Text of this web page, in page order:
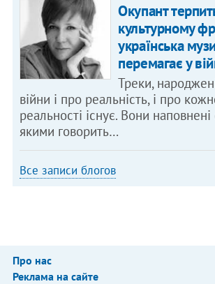
Окупант
культурному
українська
перемагає у
Треки,
війни і про реальність, і про
реальності існує. Вони
якими говорить…
Все записи блогов
Про нас
Реклама на сайте